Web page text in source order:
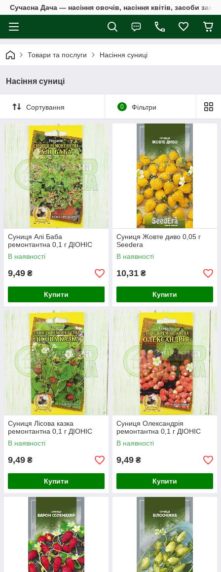
Сучасна Дача — насіння овочів, насіння квітів, засоби
Товари та послуги Насіння суниці
Насіння суниці
Сортування 0 Фільтри
Суниця Алі Баба
ремонтантна 0,1 г ДІОНІС
В наявності
9,49 ₴
Купити
Суниця Жовте диво 0,05 г
Seedera
В наявності
10,31 ₴
Купити
Суниця Лісова казка
ремонтантна 0,1 г ДІОНІС
В наявності
9,49 ₴
Купити
Суниця Олександрія
ремонтантна 0,1 г ДІОНІС
В наявності
9,49 ₴
Купити